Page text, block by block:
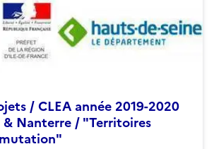
/ CLEA année 2019-2020
& Nanterre / "Territoires